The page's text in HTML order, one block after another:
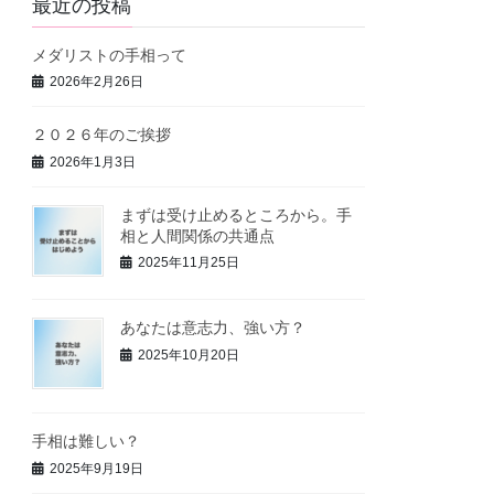
最近の投稿
メダリストの手相って
2026年2月26日
２０２６年のご挨拶
2026年1月3日
まずは受け止めるところから。手
相と人間関係の共通点
2025年11月25日
あなたは意志力、強い方？
2025年10月20日
手相は難しい？
2025年9月19日